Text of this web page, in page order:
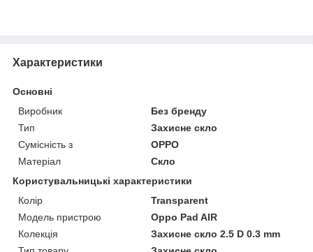
Характеристики
Основні
Виробник
Без бренду
Тип
Захисне скло
Сумісність з
OPPO
Матеріал
Скло
Користувальницькі характеристики
Колір
Transparent
Модель пристрою
Oppo Pad AIR
Колекція
Захисне скло 2.5 D 0.3 mm